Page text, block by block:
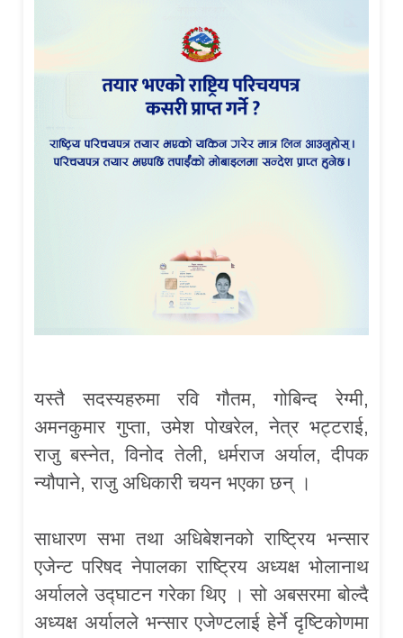
यस्तै सदस्यहरुमा रवि गौतम, गोबिन्द रेग्मी,
अमनकुमार गुप्ता, उमेश पोखरेल, नेत्र भट्टराई,
राजु बस्नेत, विनोद तेली, धर्मराज अर्याल, दीपक
न्यौपाने, राजु अधिकारी चयन भएका छन् ।
साधारण सभा तथा अधिबेशनको राष्ट्रिय भन्सार
एजेन्ट परिषद नेपालका राष्ट्रिय अध्यक्ष भोलानाथ
अर्यालले उद्घाटन गरेका थिए । सो अबसरमा बोल्दै
अध्यक्ष अर्यालले भन्सार एजेण्टलाई हेर्ने दृष्टिकोणमा